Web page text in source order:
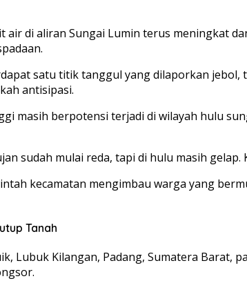
di aliran Sungai Lumin terus meningkat
satu titik tanggul yang dilaporkan
antisipasi.
masih berpotensi terjadi di wilayah hulu
sudah mulai reda, tapi di hulu masih
kecamatan mengimbau warga yang
Tanah
Lubuk Kilangan, Padang, Sumatera Barat,